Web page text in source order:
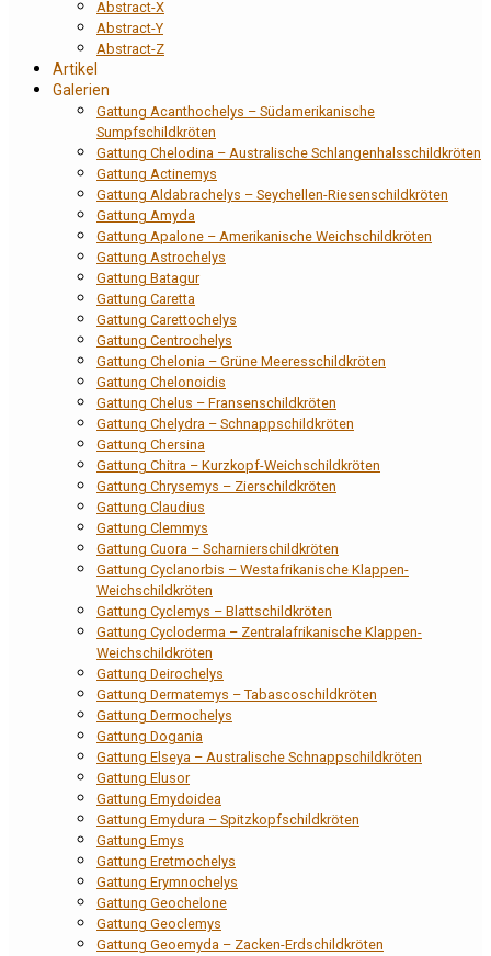
Abstract-X
Abstract-Y
Abstract-Z
Artikel
Galerien
Gattung Acanthochelys – Südamerikanische
Sumpfschildkröten
Gattung Chelodina – Australische Schlangenhalsschildkröten
Gattung Actinemys
Gattung Aldabrachelys – Seychellen-Riesenschildkröten
Gattung Amyda
Gattung Apalone – Amerikanische Weichschildkröten
Gattung Astrochelys
Gattung Batagur
Gattung Caretta
Gattung Carettochelys
Gattung Centrochelys
Gattung Chelonia – Grüne Meeresschildkröten
Gattung Chelonoidis
Gattung Chelus – Fransenschildkröten
Gattung Chelydra – Schnappschildkröten
Gattung Chersina
Gattung Chitra – Kurzkopf-Weichschildkröten
Gattung Chrysemys – Zierschildkröten
Gattung Claudius
Gattung Clemmys
Gattung Cuora – Scharnierschildkröten
Gattung Cyclanorbis – Westafrikanische Klappen-
Weichschildkröten
Gattung Cyclemys – Blattschildkröten
Gattung Cycloderma – Zentralafrikanische Klappen-
Weichschildkröten
Gattung Deirochelys
Gattung Dermatemys – Tabascoschildkröten
Gattung Dermochelys
Gattung Dogania
Gattung Elseya – Australische Schnappschildkröten
Gattung Elusor
Gattung Emydoidea
Gattung Emydura – Spitzkopfschildkröten
Gattung Emys
Gattung Eretmochelys
Gattung Erymnochelys
Gattung Geochelone
Gattung Geoclemys
Gattung Geoemyda – Zacken-Erdschildkröten